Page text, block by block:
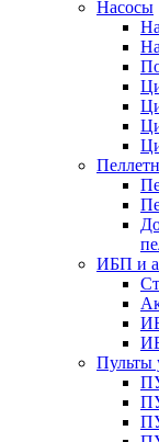
Насосы
ИБП и
Пульты